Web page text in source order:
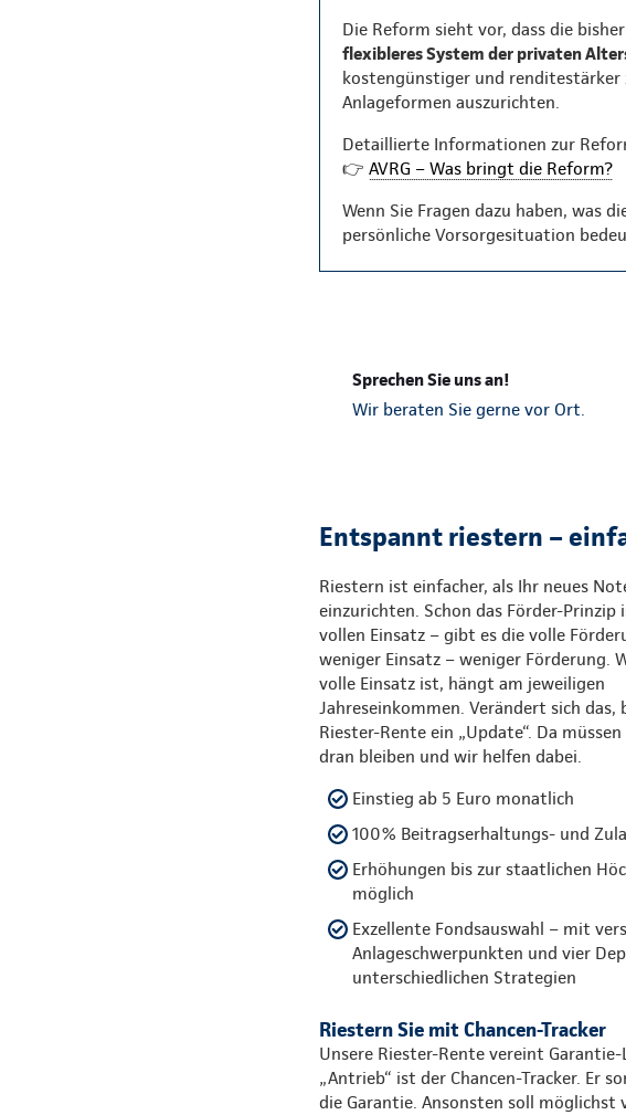
Die Reform sieht vor, dass die
flexibleres System der privaten
kostengünstiger und
Anlageformen auszurichten.
Detaillierte Informationen zur
👉 AVRG – Was bringt die Reform?
Wenn Sie Fragen dazu haben, was
persönliche Vorsorgesituation
Sprechen Sie uns an!
Wir beraten Sie gerne vor Ort.
Entspannt riestern –
Riestern ist einfacher, als Ihr neues
einzurichten. Schon das Förder-
vollen Einsatz – gibt es die volle
weniger Einsatz – weniger Förderung.
volle Einsatz ist, hängt am jeweiligen
Jahreseinkommen. Verändert sich das,
Riester-Rente ein „Update“. Da
dran bleiben und wir helfen dabei.
Einstieg ab 5 Euro monatlich
100% Beitragserhaltungs- und
Erhöhungen bis zur staatlichen
möglich
Exzellente Fondsauswahl – mit
Anlageschwerpunkten und vier
unterschiedlichen Strategien
Riestern Sie mit Chancen-Tracker
Unsere Riester-Rente vereint
„Antrieb“ ist der Chancen-Tracker. Er
die Garantie. Ansonsten soll möglichst